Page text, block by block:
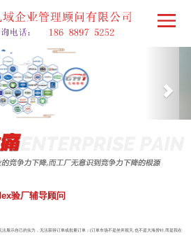
验厂辅导顾问
展示自己的实力，无法获得订单或批量订单；(订单市场不是坐井观天,也不是大海捞针,而是我在